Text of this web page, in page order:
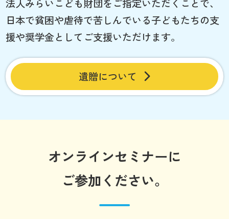
法人みらいこども財団をご指定いただくことで、
日本で貧困や虐待で苦しんでいる子どもたちの支
援や奨学金としてご支援いただけます。
遺贈について
オンラインセミナーに
ご参加ください。